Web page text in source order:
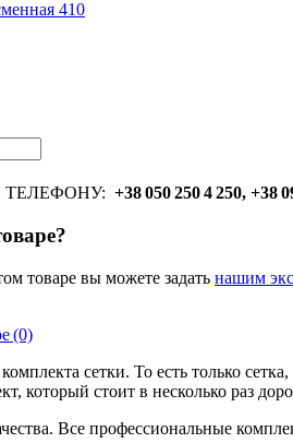
ТЕЛЕФОНУ: +38 050 250 4 250, +38
товаре вы можете задать нашим
(0)
комплекта сетки. То есть только
который стоит в несколько раз
Все профессиональные